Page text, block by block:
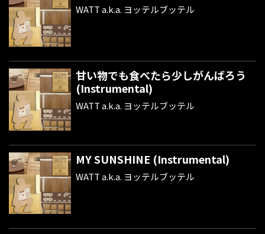
WATT a.k.a. ヨッテルブッテル
甘い物でも食べたら少しがんばろう
(Instrumental)
WATT a.k.a. ヨッテルブッテル
MY SUNSHINE (Instrumental)
WATT a.k.a. ヨッテルブッテル